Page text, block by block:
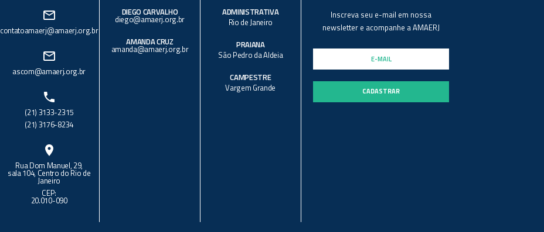
mail_outline
contatoamaerj@amaerj.org.br
mail_outline
ascom@amaerj.org.br
phone
(21) 3133-2315
(21) 3176-8234
location_on
Rua Dom Manuel, 29,
sala 104, Centro do Rio de
Janeiro
CEP:
20.010-090
DIEGO CARVALHO
diego@amaerj.org.br
AMANDA CRUZ
amanda@amaerj.org.br
ADMINISTRATIVA
Rio de Janeiro
PRAIANA
São Pedro da Aldeia
CAMPESTRE
Vargem Grande
Inscreva seu e-mail em nossa
newsletter e acompanhe a AMAERJ